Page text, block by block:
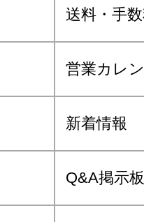
送料・手
営業カレ
新着情報
Q&A掲示板